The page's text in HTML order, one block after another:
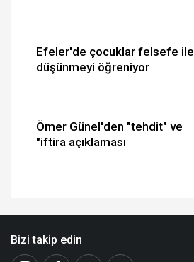
Efeler'de çocuklar felsefe ile
düşünmeyi öğreniyor
Ömer Günel'den "tehdit" ve
"iftira açıklaması
Bizi takip edin